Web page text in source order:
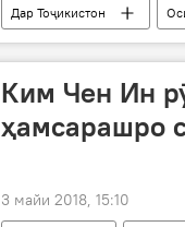
Дар Тоҷикистон
Ким Чен Ин
ҳамсарашро
3 майи 2018, 15:10